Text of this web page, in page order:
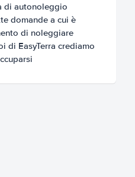
di autonoleggio
domande a cui è
di noleggiare
di EasyTerra crediamo